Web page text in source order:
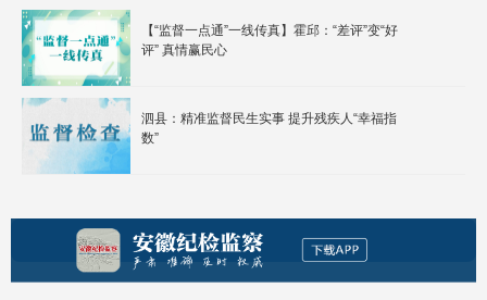
【“监督一点通”一线传真】霍邱：“差评”变“好
评” 真情赢民心
泗县：精准监督民生实事 提升残疾人“幸福指
数”